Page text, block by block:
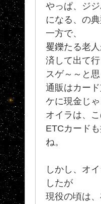
やっぱ、ジ
になる、の典
一方で、
矍鑠たる老
済して出て
スゲ～～と
通販はカー
ケに現金じ
オイラは、
ETCカード
ね。
しかし、オ
したが
現役の頃は